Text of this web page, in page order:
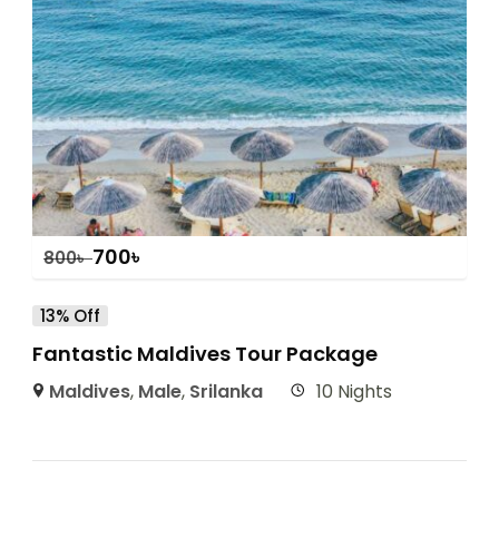
800৳ 700৳
13% Off
Fantastic Maldives Tour Package
Maldives, Male, Srilanka 10 Nights